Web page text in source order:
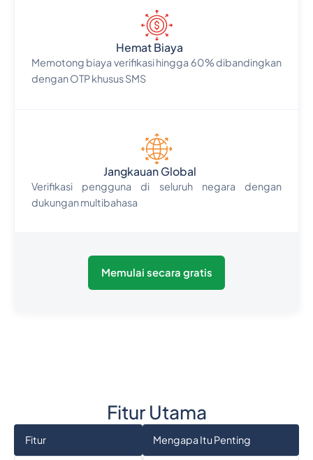
Hemat Biaya
Memotong biaya verifikasi hingga 60% dibandingkan
dengan OTP khusus SMS
Jangkauan Global
Verifikasi pengguna di seluruh negara dengan
dukungan multibahasa
Memulai secara gratis
Fitur Utama
Fitur Mengapa Itu Penting